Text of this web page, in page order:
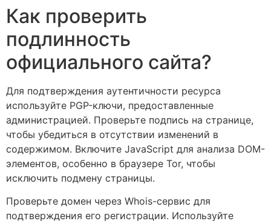
Как проверить
подлинность
официального сайта?
Для подтверждения аутентичности ресурса
используйте PGP-ключи, предоставленные
администрацией. Проверьте подпись на странице,
чтобы убедиться в отсутствии изменений в
содержимом. Включите JavaScript для анализа DOM-
элементов, особенно в браузере Tor, чтобы
исключить подмену страницы.
Проверьте домен через Whois-сервис для
подтверждения его регистрации. Используйте